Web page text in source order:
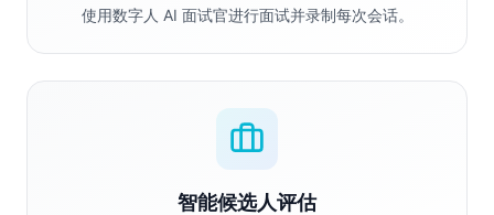
使用数字人 AI 面试官进行面试并录制每次会话。
智能候选人评估